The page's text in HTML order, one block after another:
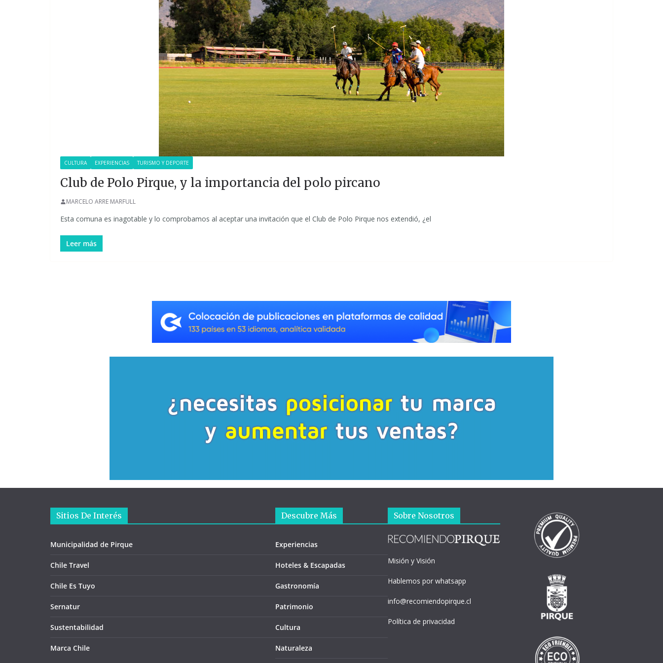
CULTURA EXPERIENCIAS TURISMO Y DEPORTE
Club de Polo Pirque, y la importancia del polo pircano
MARCELO ARRE MARFULL
Esta comuna es inagotable y lo comprobamos al aceptar una invitación que el Club de Polo Pirque nos extendió, ¿el
Leer más
Sitios De Interés
Municipalidad de Pirque
Chile Travel
Chile Es Tuyo
Sernatur
Sustentabilidad
Marca Chile
Descubre Más
Experiencias
Hoteles & Escapadas
Gastronomía
Patrimonio
Cultura
Naturaleza
Sobre Nosotros
Misión y Visión
Hablemos por whatsapp
info@recomiendopirque.cl
Política de privacidad